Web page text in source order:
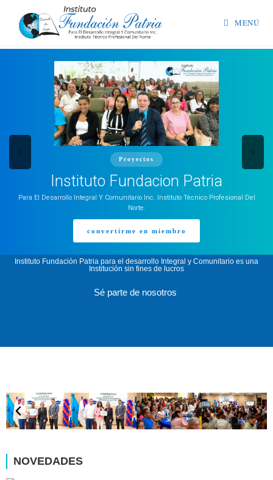
MENÚ
Proyectos
Instituto Fundacion Patria
Para El Desarrollo Integral Y Comunitario Inc. Instituto Técnico Profesional Del
Norte.
convertirme en miembro
Instituto Fundación Patria para el desarrollo Integral y Comunitario es una
Institución sin fines de lucros
Sé parte de nosotros
NOVEDADES